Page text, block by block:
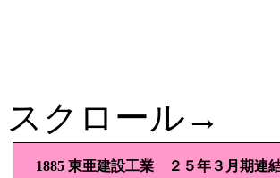
スクロール→
1885 東亜建設工業 ２５年３月期